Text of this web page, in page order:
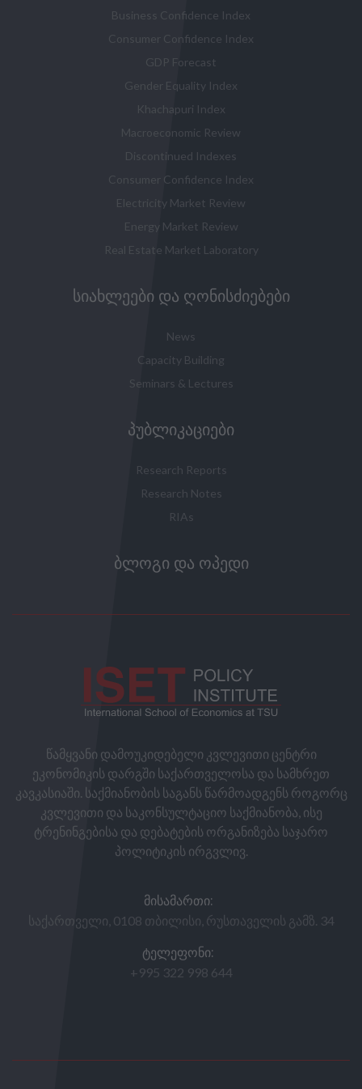
Business Confidence Index
Consumer Confidence Index
GDP Forecast
Gender Equality Index
Khachapuri Index
Macroeconomic Review
Discontinued Indexes
Consumer Confidence Index
Electricity Market Review
Energy Market Review
Real Estate Market Laboratory
ᲡᲘᲐᲮᲚᲔᲔᲑᲘ ᲓᲐ ᲦᲝᲜᲘᲡᲫᲘᲔᲑᲔᲑᲘ
News
Capacity Building
Seminars & Lectures
ᲞᲣᲑᲚᲘᲙᲐᲪᲘᲔᲑᲘ
Research Reports
Research Notes
RIAs
ᲑᲚᲝᲒᲘ ᲓᲐ ᲝᲞᲔᲓᲘ
წამყვანი დამოუკიდებელი კვლევითი ცენტრი
ეკონომიკის დარგში საქართველოსა და სამხრეთ
კავკასიაში. საქმიანობის საგანს წარმოადგენს როგორც
კვლევითი და საკონსულტაციო საქმიანობა, ისე
ტრენინგებისა და დებატების ორგანიზება საჯარო
პოლიტიკის ირგვლივ.
ᲛᲘᲡᲐᲛᲐᲠᲗᲘ:
საქართველი, 0108 თბილისი, რუსთაველის გამზ. 34
ᲢᲔᲚᲔᲤᲝᲜᲘ:
+995 322 998 644